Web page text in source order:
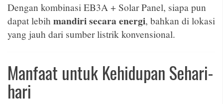
Dengan kombinasi EB3A + Solar Panel, siapa pun
dapat lebih mandiri secara energi, bahkan di lokasi
yang jauh dari sumber listrik konvensional.
Manfaat untuk Kehidupan Sehari-
hari